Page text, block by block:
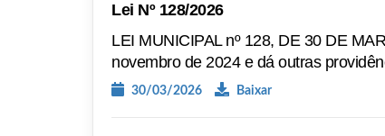
Lei Nº 128/2026
LEI MUNICIPAL nº 128, DE 30 DE
novembro de 2024 e dá outras
30/03/2026 Baixar